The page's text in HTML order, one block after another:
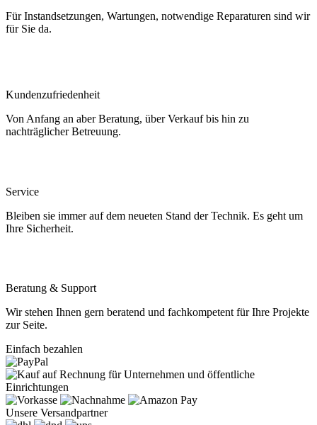
Für Instandsetzungen, Wartungen, notwendige Reparaturen sind wir
für Sie da.
Kundenzufriedenheit
Von Anfang an aber Beratung, über Verkauf bis hin zu
nachträglicher Betreuung.
Service
Bleiben sie immer auf dem neueten Stand der Technik. Es geht um
Ihre Sicherheit.
Beratung & Support
Wir stehen Ihnen gern beratend und fachkompetent für Ihre Projekte
zur Seite.
Einfach bezahlen
Unsere Versandpartner